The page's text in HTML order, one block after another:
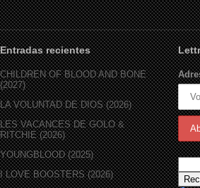
Entradas recientes
CHILDREN OF BLOOD AND BONE
(2027)
LA VOLUNTAD DE DIOS (2026)
LES VACANCES DE GOLO &
RITCHIE (2026)
YOUNGBLOOD (2025)
I LOVE BOOSTERS (2026)